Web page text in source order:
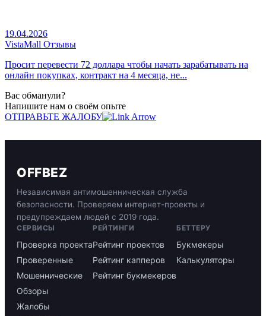
19.04.2026
VistaMall Отзывы
Просит перевести 72 доллара чтобы начать зарабатывать на
онлайн покупках, контракт на 4 месяца, не...
Вас обманули?
Напишите нам о своём опыте
ОТПРАВЬТЕ ЖАЛОБУ
OFFBEZ
Независимая антимошенническая служба
безопасности. Проверяем интернет-проекты и
предупреждаем людей с 2019 года.
СЕРВИСЫ
Проверка проекта
Проверенные
Мошеннические
Обзоры
Жалобы
РЕЙТИНГИ
Рейтинг проектов
Рейтинг капперов
Рейтинг букмекеров
БЕТТЕРУ
Букмекеры
Калькуляторы